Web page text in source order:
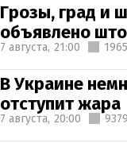
Грозы, град и
объявлено
7 августа, 21:00 1965
В Украине
отступит жара
7 августа, 20:00 9379